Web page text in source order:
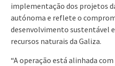
implementação dos projetos
autónoma e reflete o
desenvolvimento sustentável
recursos naturais da Galiza.
“A operação está alinhada